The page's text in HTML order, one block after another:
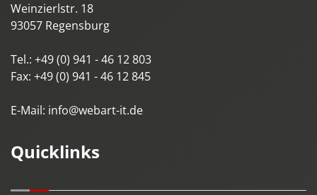
Weinzierlstr. 18
93057 Regensburg
Tel.: +49 (0) 941 - 46 12 803
Fax: +49 (0) 941 - 46 12 845
E-Mail: info@webart-it.de
Quicklinks